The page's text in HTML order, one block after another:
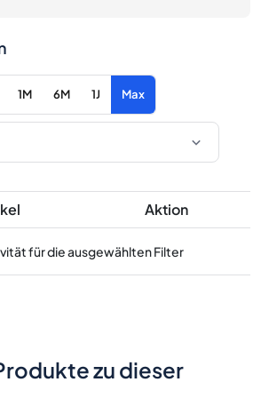
1M 6M 1J Max
Aktion
für die ausgewählten Filter
zu dieser